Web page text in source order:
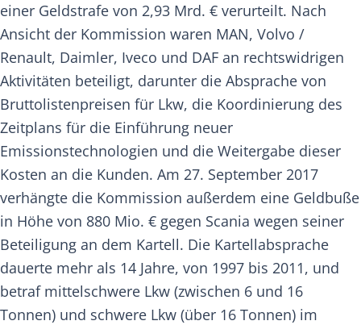
einer Geldstrafe von 2,93 Mrd. € verurteilt. Nach
Ansicht der Kommission waren MAN, Volvo /
Renault, Daimler, Iveco und DAF an rechtswidrigen
Aktivitäten beteiligt, darunter die Absprache von
Bruttolistenpreisen für Lkw, die Koordinierung des
Zeitplans für die Einführung neuer
Emissionstechnologien und die Weitergabe dieser
Kosten an die Kunden. Am 27. September 2017
verhängte die Kommission außerdem eine Geldbuße
in Höhe von 880 Mio. € gegen Scania wegen seiner
Beteiligung an dem Kartell. Die Kartellabsprache
dauerte mehr als 14 Jahre, von 1997 bis 2011, und
betraf mittelschwere Lkw (zwischen 6 und 16
Tonnen) und schwere Lkw (über 16 Tonnen) im